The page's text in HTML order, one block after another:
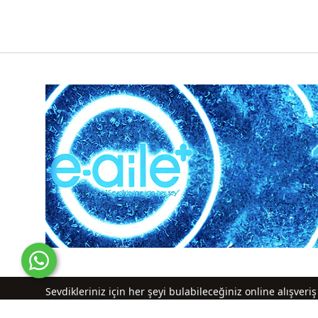
Sevdikleriniz için her şeyi bulabileceğiniz online